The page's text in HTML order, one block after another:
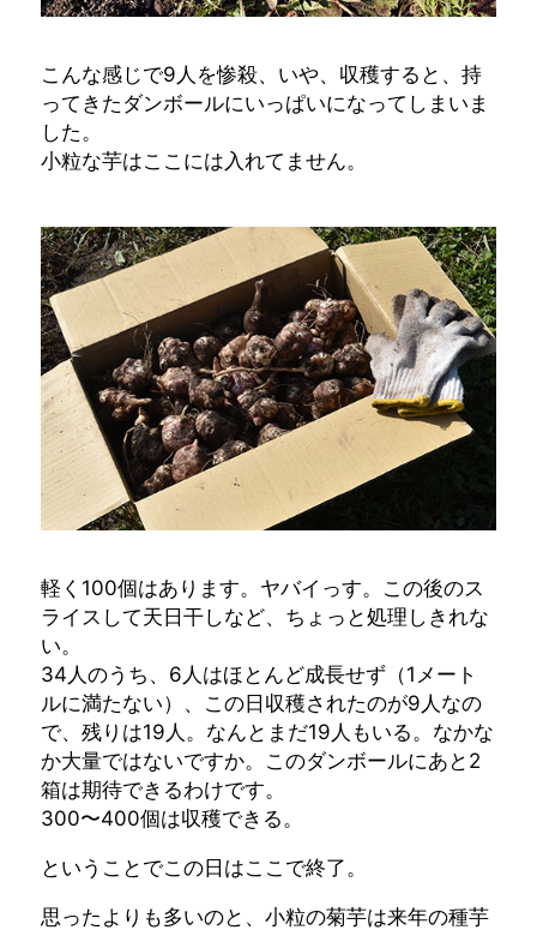
こんな感じで9人を惨殺、いや、収穫すると、持
ってきたダンボールにいっぱいになってしまいま
した。
小粒な芋はここには入れてません。
軽く100個はあります。ヤバイっす。この後のス
ライスして天日干しなど、ちょっと処理しきれな
い。
34人のうち、6人はほとんど成長せず（1メート
ルに満たない）、この日収穫されたのが9人なの
で、残りは19人。なんとまだ19人もいる。なかな
か大量ではないですか。このダンボールにあと2
箱は期待できるわけです。
300〜400個は収穫できる。
ということでこの日はここで終了。
思ったよりも多いのと、小粒の菊芋は来年の種芋